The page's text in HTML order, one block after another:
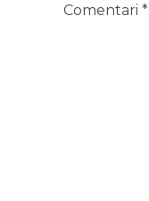
Comentari *